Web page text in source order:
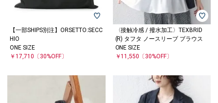
【一部SHIPS別注】ORSETTO:SECC
HIO
ONE SIZE
￥17,710 〔30%OFF〕
〈接触冷感 / 撥水加工〉TEXBRID
(R) タフタ ノースリーブ ブラウス
ONE SIZE
￥11,550 〔30%OFF〕